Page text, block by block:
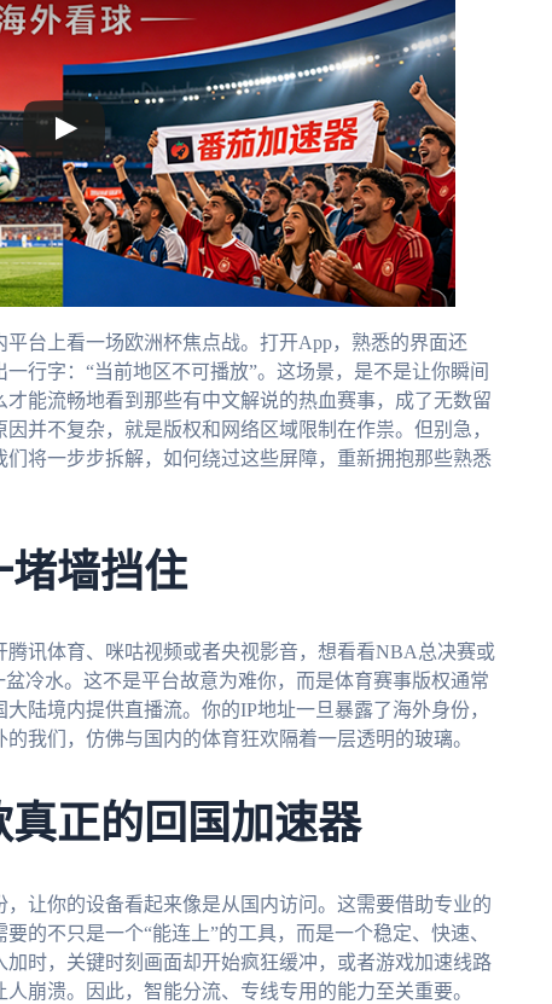
台上看一场欧洲杯焦点战。打开App，熟悉的界面还
行字：“当前地区不可播放”。这场景，是不是让你瞬间
能流畅地看到那些有中文解说的热血赛事，成了无数留
并不复杂，就是版权和网络区域限制在作祟。但别急，
将一步步拆解，如何绕过这些屏障，重新拥抱那些熟悉
堵墙挡住
讯体育、咪咕视频或者央视影音，想看看NBA总决赛或
冷水。这不是平台故意为难你，而是体育赛事版权通常
陆境内提供直播流。你的IP地址一旦暴露了海外身份，
我们，仿佛与国内的体育狂欢隔着一层透明的玻璃。
正的回国加速器
让你的设备看起来像是从国内访问。这需要借助专业的
的不只是一个“能连上”的工具，而是一个稳定、快速、
时，关键时刻画面却开始疯狂缓冲，或者游戏加速线路
崩溃。因此，智能分流、专线专用的能力至关重要。